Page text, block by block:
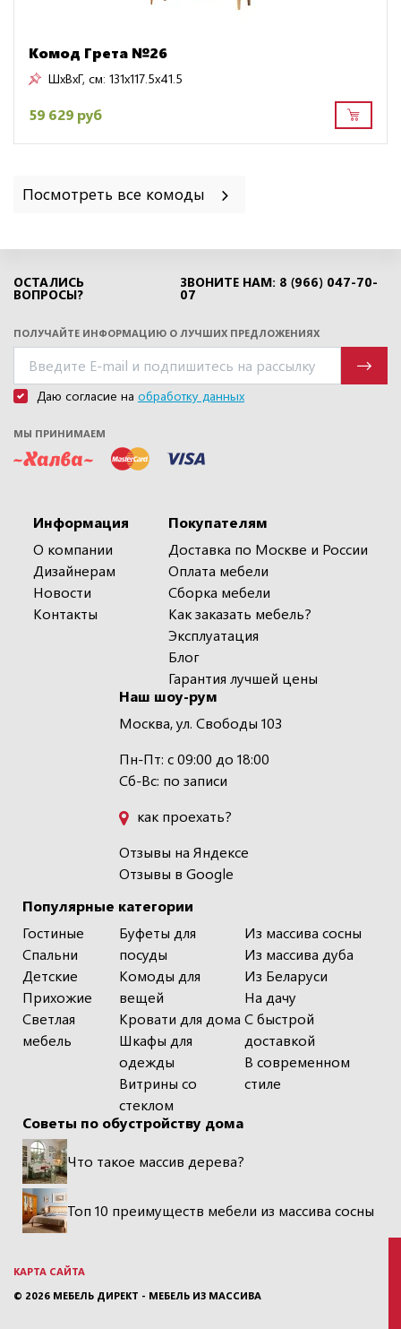
Комод Грета №26
ШxВxГ, см: 131x117.5x41.5
59 629 руб
Посмотреть все комоды
ОСТАЛИСЬ
ВОПРОСЫ?
ЗВОНИТЕ НАМ: 8 (966) 047-70-
07
ПОЛУЧАЙТЕ ИНФОРМАЦИЮ О ЛУЧШИХ ПРЕДЛОЖЕНИЯХ
Даю согласие на обработку данных
МЫ ПРИНИМАЕМ
Информация
О компании
Дизайнерам
Новости
Контакты
Популярные категории
Гостиные
Спальни
Детские
Прихожие
Светлая
мебель
Буфеты для
посуды
Комоды для
вещей
Кровати для дома
Шкафы для
одежды
Витрины со
стеклом
Из массива сосны
Из массива дуба
Из Беларуси
На дачу
С быстрой
доставкой
В современном
стиле
Покупателям
Доставка по Москве и России
Оплата мебели
Сборка мебели
Как заказать мебель?
Эксплуатация
Блог
Гарантия лучшей цены
Наш шоу-рум
Москва, ул. Свободы 103
Пн-Пт: с 09:00 до 18:00
Сб-Вс: по записи
как проехать?
Отзывы на Яндексе
Отзывы в Google
Советы по обустройству дома
Что такое массив дерева?
Топ 10 преимуществ мебели из массива сосны
КАРТА САЙТА
© 2026 МЕБЕЛЬ ДИРЕКТ - МЕБЕЛЬ ИЗ МАССИВА